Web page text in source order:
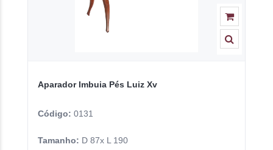
Aparador Imbuia Pés Luiz Xv
Código: 0131
Tamanho: D 87x L 190